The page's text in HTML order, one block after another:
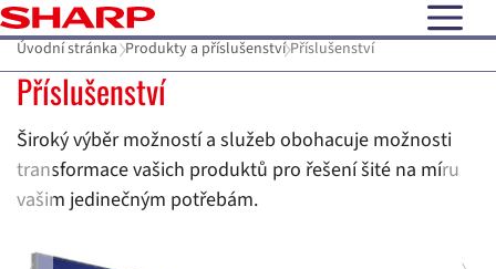
open
Úvodní stránka Produkty a příslušenství Příslušenství
Příslušenství
Příslušenství
Široký výběr možností a služeb obohacuje možnosti
transformace vašich produktů pro řešení šité na míru
vašim jedinečným potřebám.